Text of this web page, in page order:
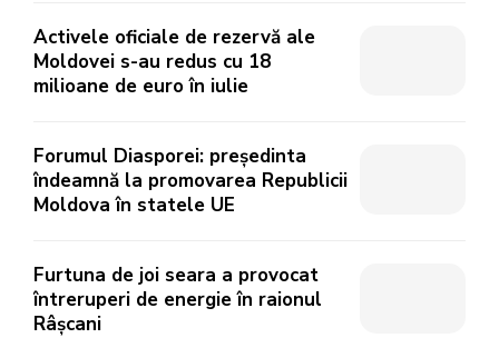
Activele oficiale de rezervă ale
Moldovei s-au redus cu 18
milioane de euro în iulie
Forumul Diasporei: președinta
îndeamnă la promovarea Republicii
Moldova în statele UE
Furtuna de joi seara a provocat
întreruperi de energie în raionul
Râșcani